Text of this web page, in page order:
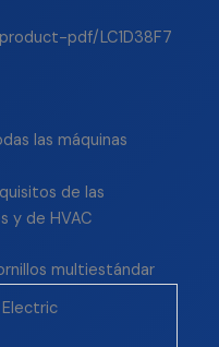
pdf/LC1D38F7
las máquinas
de las
y de HVAC
multiestándar